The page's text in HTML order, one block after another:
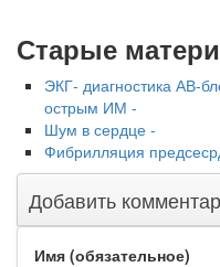
Старые
ЭКГ- диагностика АВ-
острым ИМ -
Шум в сердце -
Фибрилляция
Добавить
Имя (обязательное)